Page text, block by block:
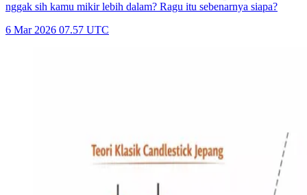
nggak sih kamu mikir lebih dalam? Ragu itu sebenarnya siapa?
6 Mar 2026 07.57 UTC